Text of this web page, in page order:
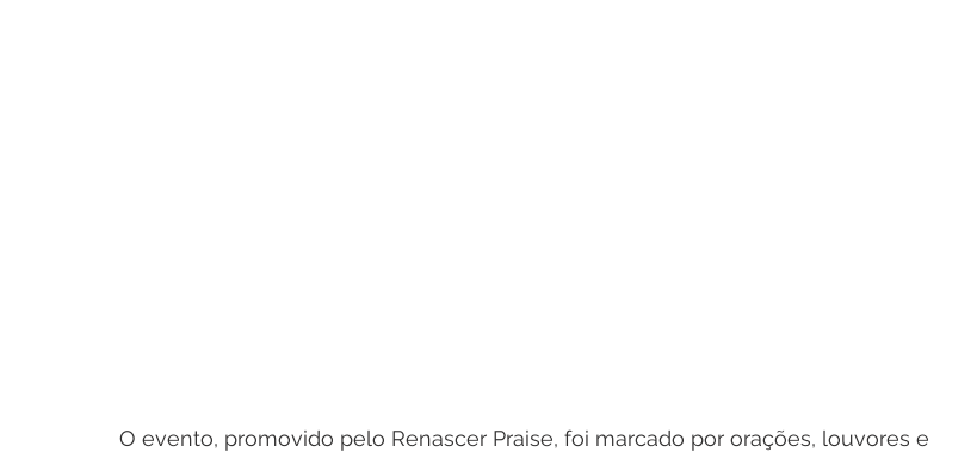
O evento, promovido pelo Renascer Praise, foi marcado por orações, louvores e